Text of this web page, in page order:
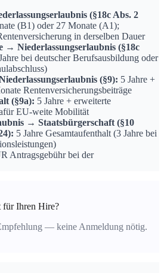
(§18c Abs. 2
(B1) oder 27 Monate (A1);
in derselben Dauer
→ Niederlassungserlaubnis (§18c
bei deutscher Berufsausbildung oder
(§9): 5 Jahre +
Rentenversicherungsbeiträge
(§9a): 5 Jahre + erweiterte
EU-weite Mobilität
→ Staatsbürgerschaft (§10
5 Jahre Gesamtaufenthalt (3 Jahre bei
Antragsgebühr bei der
für Ihren Hire?
— keine Anmeldung nötig.